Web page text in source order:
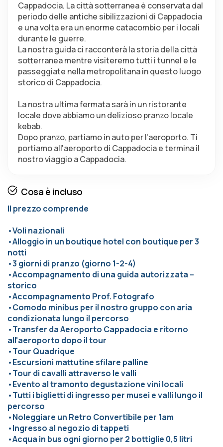
Cappadocia. La città sotterranea è conservata dal
periodo delle antiche sibilizzazioni di Cappadocia
e una volta era un enorme catacombio per i locali
durante le guerre.
La nostra guida ci racconterà la storia della città
sotterranea mentre visiteremo tutti i tunnel e le
passeggiate nella metropolitana in questo luogo
storico di Cappadocia.
La nostra ultima fermata sarà in un ristorante
locale dove abbiamo un delizioso pranzo locale
kebab.
Dopo pranzo, partiamo in auto per l'aeroporto. Ti
portiamo all'aeroporto di Cappadocia e termina il
nostro viaggio a Cappadocia.
Cosa è incluso
Il prezzo comprende
•Voli nazionali
•Alloggio in un boutique hotel con boutique per 3
notti
•3 giorni di pranzo (giorno 1-2-4)
•Accompagnamento di una guida autorizzata –
storico
•Accompagnamento Prof. Fotografo
•Comodo minibus per il nostro gruppo con aria
condizionata lungo il percorso
•Transfer da Aeroporto Cappadocia e ritorno
all'aeroporto dopo il tour
•Tour Quadrique
•Escursioni mattutine sfilare palline
•Tour di cavalli attraverso le valli
•Evento al tramonto degustazione vini locali
•Tutti i biglietti di ingresso per musei e valli lungo il
percorso
•Noleggiare un Retro Convertibile per 1am
•Ingresso al negozio di tappeti
•Acqua in bus ogni giorno per 2 bottiglie 0,5 litri